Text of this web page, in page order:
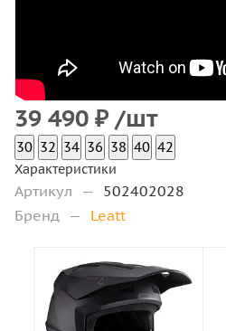
39 490 ₽ /шт
30 32 34 36 38 40 42
Характеристики
Артикул — 502402028
Бренд — Leatt